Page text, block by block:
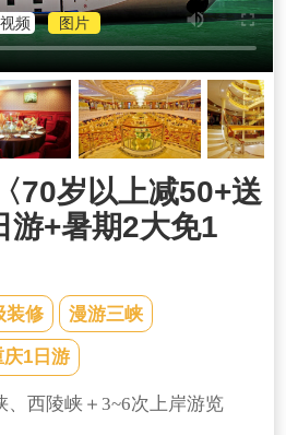
频 图片
70岁以上减50+送
游+暑期2大免1
装修 漫游三峡
庆1日游
、西陵峡＋3~6次上岸游览